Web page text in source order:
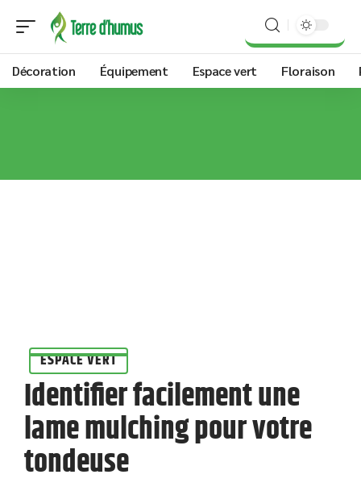
Décoration Équipement Espace vert Floraison
ESPACE VERT
Identifier facilement une
lame mulching pour votre
tondeuse